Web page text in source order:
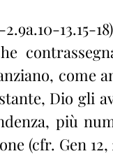
13.15-
come
Dio gli
più
(cfr. Gen